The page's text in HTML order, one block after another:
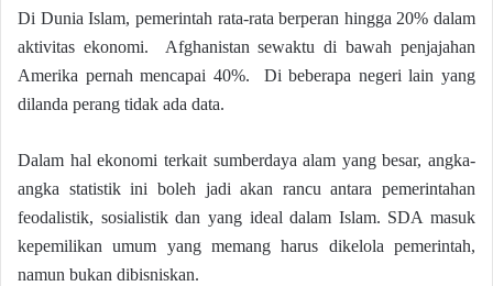
Di Dunia Islam, pemerintah rata-rata berperan hingga 20% dalam
aktivitas ekonomi. Afghanistan sewaktu di bawah penjajahan
Amerika pernah mencapai 40%. Di beberapa negeri lain yang
dilanda perang tidak ada data.
Dalam hal ekonomi terkait sumberdaya alam yang besar, angka-
angka statistik ini boleh jadi akan rancu antara pemerintahan
feodalistik, sosialistik dan yang ideal dalam Islam. SDA masuk
kepemilikan umum yang memang harus dikelola pemerintah,
namun bukan dibisniskan.